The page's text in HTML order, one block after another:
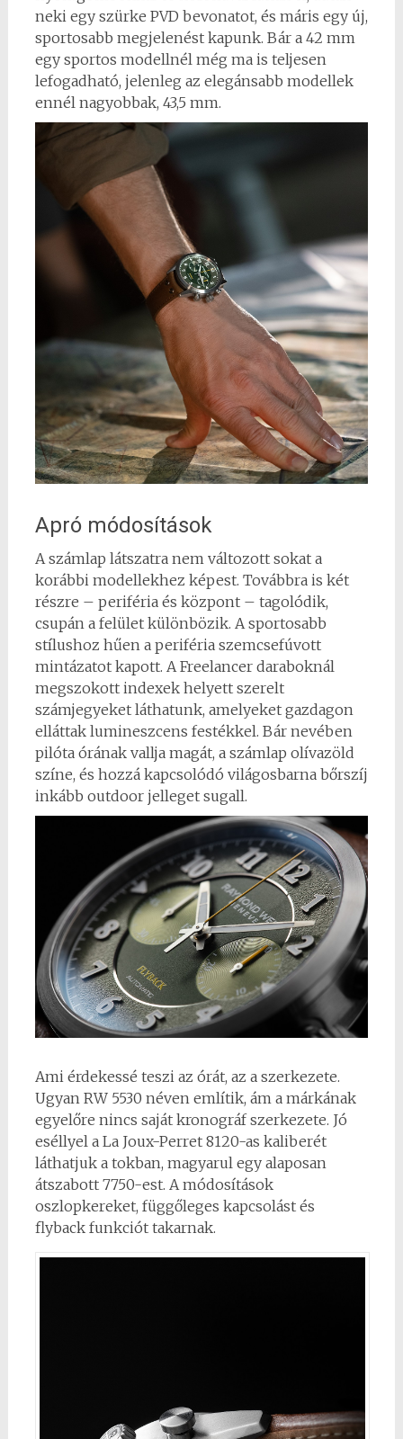
neki egy szürke PVD bevonatot, és máris egy új,
sportosabb megjelenést kapunk. Bár a 42 mm
egy sportos modellnél még ma is teljesen
lefogadható, jelenleg az elegánsabb modellek
ennél nagyobbak, 43,5 mm.
Apró módosítások
A számlap látszatra nem változott sokat a
korábbi modellekhez képest. Továbbra is két
részre – periféria és központ – tagolódik,
csupán a felület különbözik. A sportosabb
stílushoz hűen a periféria szemcsefúvott
mintázatot kapott. A Freelancer daraboknál
megszokott indexek helyett szerelt
számjegyeket láthatunk, amelyeket gazdagon
elláttak lumineszcens festékkel. Bár nevében
pilóta órának vallja magát, a számlap olívazöld
színe, és hozzá kapcsolódó világosbarna bőrszíj
inkább outdoor jelleget sugall.
Ami érdekessé teszi az órát, az a szerkezete.
Ugyan RW 5530 néven említik, ám a márkának
egyelőre nincs saját kronográf szerkezete. Jó
eséllyel a La Joux-Perret 8120-as kaliberét
láthatjuk a tokban, magyarul egy alaposan
átszabott 7750-est. A módosítások
oszlopkereket, függőleges kapcsolást és
flyback funkciót takarnak.